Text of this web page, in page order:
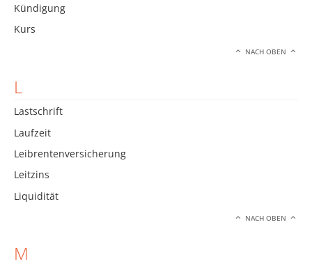
Kündigung
Kurs
NACH OBEN
L
Lastschrift
Laufzeit
Leibrentenversicherung
Leitzins
Liquidität
NACH OBEN
M